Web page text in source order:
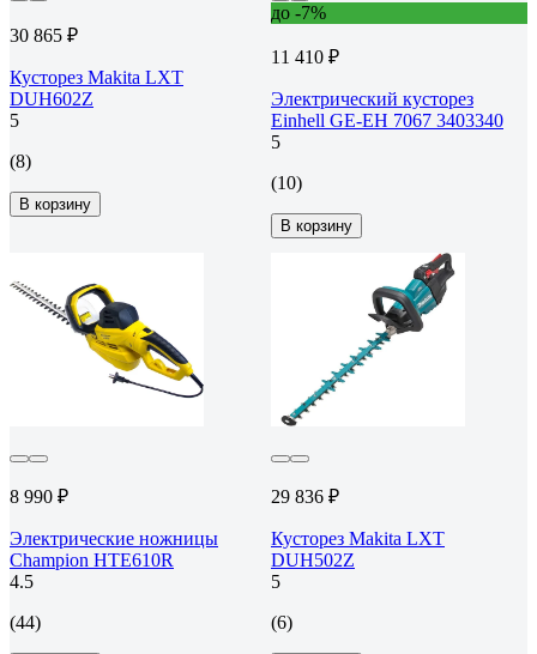
30 865 ₽
Кусторез Makita LXT
DUH602Z
5
(8)
В корзину
до -7%
11 410 ₽
Электрический кусторез
Einhell GE-EH 7067 3403340
5
(10)
В корзину
8 990 ₽
Электрические ножницы
Champion HTE610R
4.5
(44)
29 836 ₽
Кусторез Makita LXT
DUH502Z
5
(6)